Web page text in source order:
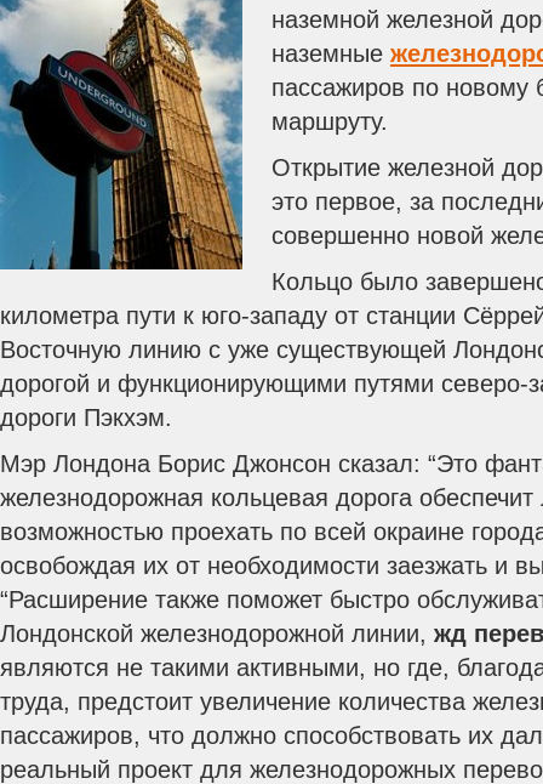
наземной железной
наземные
пассажиров по новому
маршруту.
Открытие железной
это первое, за
совершенно новой
Кольцо было
километра пути к юго-западу от станции
Восточную линию с уже существующей
дорогой и функционирующими путями северо-
дороги Пэкхэм.
Мэр Лондона Борис Джонсон сказал: “Это
железнодорожная кольцевая дорога
возможностью проехать по всей окраине
освобождая их от необходимости заезжать и
“Расширение также поможет быстро
Лондонской железнодорожной линии, жд
являются не такими активными, но где,
труда, предстоит увеличение количества
пассажиров, что должно способствовать их
реальный проект для железнодорожных